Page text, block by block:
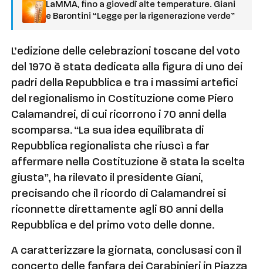
LaMMA, fino a giovedì alte temperature. Giani
e Barontini “Legge per la rigenerazione verde”
L’edizione delle celebrazioni toscane del voto
del 1970 è stata dedicata alla figura di uno dei
padri della Repubblica e tra i massimi artefici
del regionalismo in Costituzione come Piero
Calamandrei, di cui ricorrono i 70 anni della
scomparsa. “La sua idea equilibrata di
Repubblica regionalista che riuscì a far
affermare nella Costituzione è stata la scelta
giusta”, ha rilevato il presidente Giani,
precisando che il ricordo di Calamandrei si
riconnette direttamente agli 80 anni della
Repubblica e del primo voto delle donne.
A caratterizzare la giornata, conclusasi con il